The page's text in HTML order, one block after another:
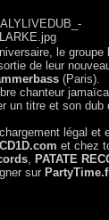
le groupe
de leur
(Paris).
chanteur
un titre et son dub
légal et
CD1D.com et chez
, PATATE
sur